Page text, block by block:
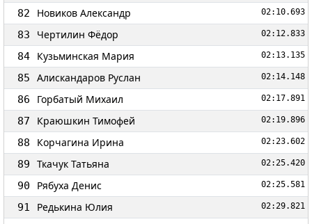
82 Новиков Александр 02:10.693
83 Чертилин Фёдор 02:12.833
84 Кузьминская Мария 02:13.135
85 Алискандаров Руслан 02:14.148
86 Горбатый Михаил 02:17.891
87 Краюшкин Тимофей 02:19.896
88 Корчагина Ирина 02:23.602
89 Ткачук Татьяна 02:25.420
90 Рябуха Денис 02:25.581
91 Редькина Юлия 02:29.821